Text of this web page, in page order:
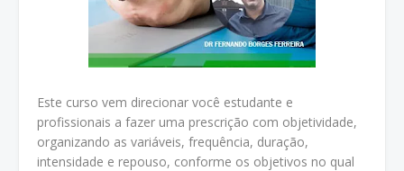
Este curso vem direcionar você estudante e
profissionais a fazer uma prescrição com objetividade,
organizando as variáveis, frequência, duração,
intensidade e repouso, conforme os objetivos no qual